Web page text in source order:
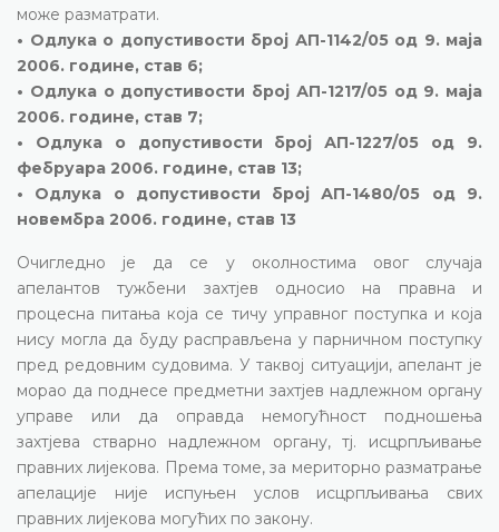
може разматрати.
• Одлука о допустивости број АП-1142/05 од 9. маја
2006. године, став 6;
• Одлука о допустивости број АП-1217/05 од 9. маја
2006. године, став 7;
• Одлука о допустивости број АП-1227/05 од 9.
фебруара 2006. године, став 13;
• Одлука о допустивости број АП-1480/05 од 9.
новембра 2006. године, став 13
Очигледно је да се у околностима овог случаја
апелантов тужбени захтјев односио на правна и
процесна питања која се тичу управног поступка и која
нису могла да буду расправљена у парничном поступку
пред редовним судовима. У таквој ситуацији, апелант је
морао да поднесе предметни захтјев надлежном органу
управе или да оправда немогућност подношења
захтјева стварно надлежном органу, тј. исцрпљивање
правних лијекова. Према томе, за мериторно разматрање
апелације није испуњен услов исцрпљивања свих
правних лијекова могућих по закону.